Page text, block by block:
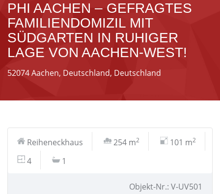
PHI AACHEN – GEFRAGTES
FAMILIENDOMIZIL MIT
SÜDGARTEN IN RUHIGER
LAGE VON AACHEN-WEST!
52074 Aachen, Deutschland, Deutschland
Reiheneckhaus 254 m2 101 m2
4 1
Objekt-Nr.: V-UV501